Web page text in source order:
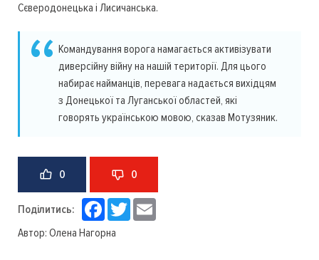
Сєверодонецька і Лисичанська.
Командування ворога намагається активізувати
диверсійну війну на нашій території. Для цього
набирає найманців, перевага надається вихідцям
з Донецької та Луганської областей, які
говорять українською мовою, сказав Мотузяник.
0 0
Поділитись: Facebook
Twitter
Автор: Олена Нагорна